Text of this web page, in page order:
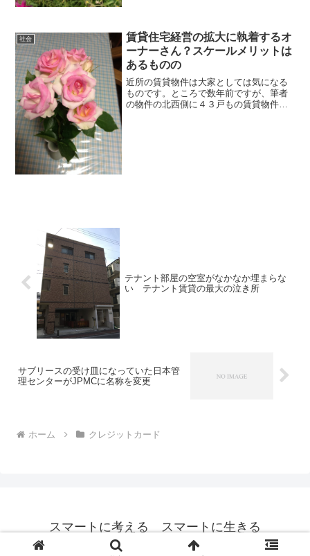
社会
賃貸住宅経営の拡大に執着するオ
ーナーさん？スケールメリットは
あるものの
近所の賃貸物件は大家としては気になる
ものです。ところで数年前ですが、筆者
の物件の北西側に４３戸もの賃貸物件が
テナント部屋の空室がなかなか埋まらな
い テナント賃貸の最大の泣き所
サブリースの受け皿になっていた日本管
理センターがJPMCに名称を変更
ホーム クレジットカード
スマートに考える スマートに生きる
© 2020 スマートに考える スマートに生きる.